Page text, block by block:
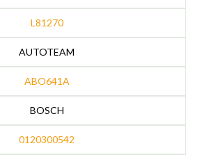
L81270
AUTOTEAM
ABO641A
BOSCH
0120300542